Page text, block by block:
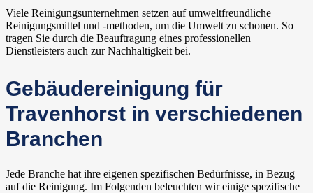
Viele Reinigungsunternehmen setzen auf umweltfreundliche
Reinigungsmittel und -methoden, um die Umwelt zu schonen. So
tragen Sie durch die Beauftragung eines professionellen
Dienstleisters auch zur Nachhaltigkeit bei.
Gebäudereinigung für
Travenhorst in verschiedenen
Branchen
Jede Branche hat ihre eigenen spezifischen Bedürfnisse, in Bezug
auf die Reinigung. Im Folgenden beleuchten wir einige spezifische